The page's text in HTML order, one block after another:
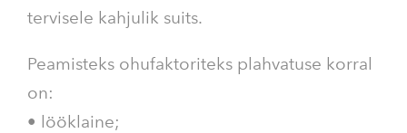
tervisele kahjulik suits.
Peamisteks ohufaktoriteks plahvatuse korral
on:
• lööklaine;